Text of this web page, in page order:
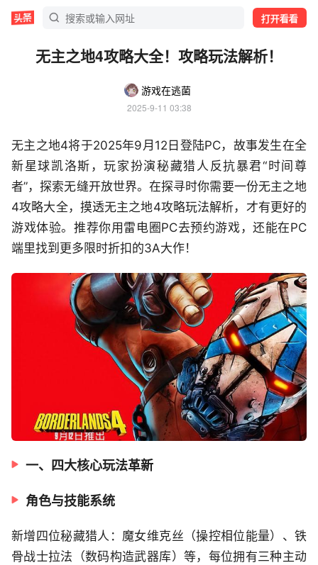
打开看看
无主之地4攻略大全！攻略玩法解析！
游戏在逃菌
2025-9-11 03:38
无主之地4将于2025年9月12日登陆PC，故事发生在全
新星球凯洛斯，玩家扮演秘藏猎人反抗暴君“时间尊
者”，探索无缝开放世界。在探寻时你需要一份无主之地
4攻略大全，摸透无主之地4攻略玩法解析，才有更好的
游戏体验。推荐你用雷电圈PC去预约游戏，还能在PC
端里找到更多限时折扣的3A大作！
一、四大核心玩法革新
角色与技能系统
新增四位秘藏猎人：魔女维克丝（操控相位能量）、铁
骨战士拉法（数码构造武器库）等，每位拥有三种主动